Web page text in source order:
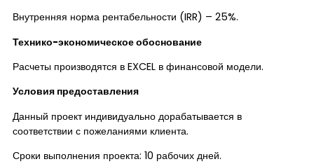
Внутренняя норма рентабельности (IRR) – 25%.
Технико-экономическое обоснование
Расчеты производятся в EXCEL в финансовой модели.
Условия предоставления
Данный проект индивидуально дорабатывается в
соответствии с пожеланиями клиента.
Сроки выполнения проекта: 10 рабочих дней.